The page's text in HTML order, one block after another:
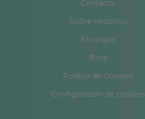
Contacto
Sobre nosotros
Encargos
Blog
Política de Cookies
Configuración de cookies